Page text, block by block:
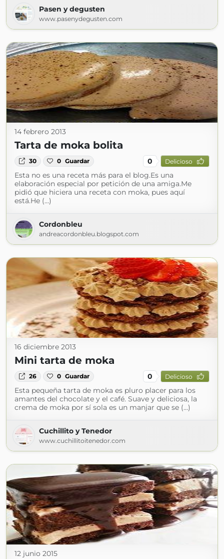
Pasen y degusten
www.pasenydegusten.com
14 febrero 2013
Tarta de moka bolita
30 0 Guardar 0 Delicioso
Esta no es una receta más para el blog.Es una
elaboración especial por petición de una amiga.Me
pidió que hiciera una receta con moka, pues aquí
está.He (...)
Cordonbleu
andreacordonbleu.blogspot.com
16 diciembre 2013
Mini tarta de moka
26 0 Guardar 0 Delicioso
Esta pequeña tarta de moka es pluro placer para los
amantes del chocolate y el café. Suave y deliciosa, la
crema de moka por sí sola es un manjar que se (...)
Cuchillito y Tenedor
www.cuchillitoitenedor.com
12 junio 2015